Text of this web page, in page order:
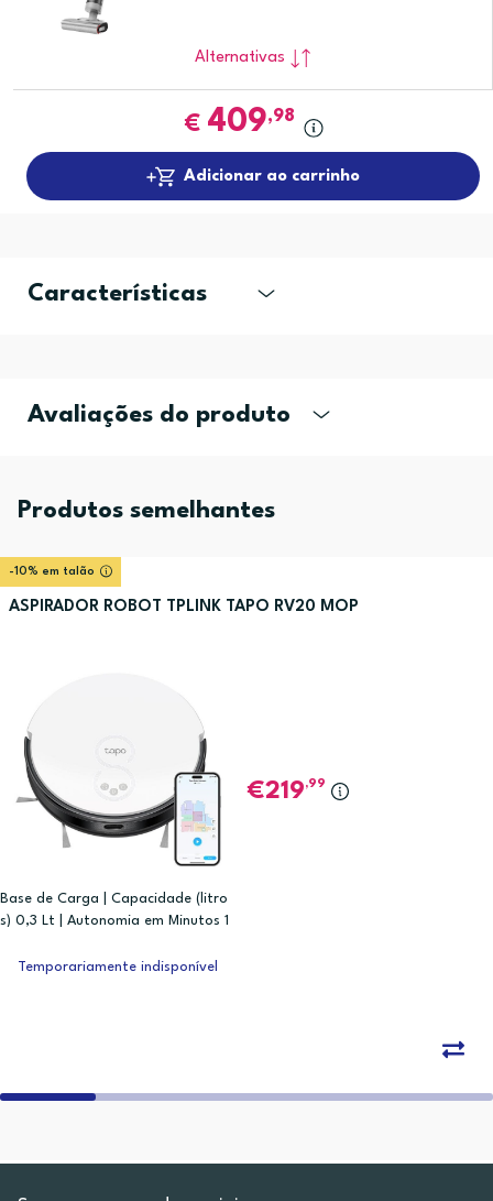
Alternativas
€ 409,98
Adicionar ao carrinho
Características
Avaliações do produto
Produtos semelhantes
-10% em talão
ASPIRADOR ROBOT TPLINK TAPO RV20 MOP
Base de Carga | Capacidade (litro
s) 0,3 Lt | Autonomia em Minutos 1
219,99
Temporariamente indisponível